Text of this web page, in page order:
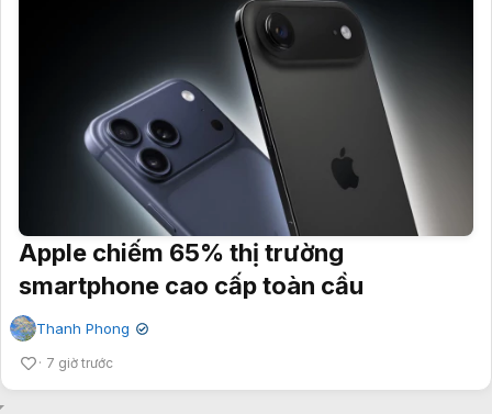
Apple chiếm 65% thị trường
smartphone cao cấp toàn cầu
Thanh Phong ✔
7 giờ trước